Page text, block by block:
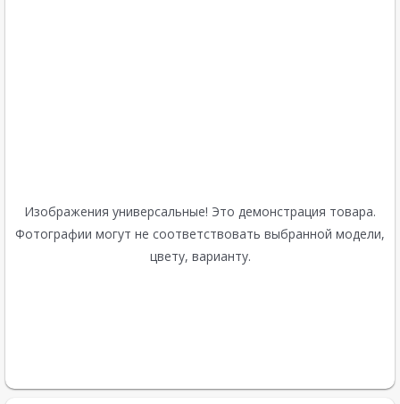
Изображения универсальные! Это демонстрация товара.
Фотографии могут не соответствовать выбранной модели,
цвету, варианту.